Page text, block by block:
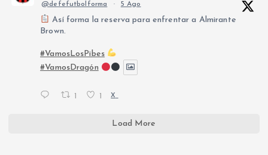
@defefutbolforma · 5 Ago
Así forma la reserva para enfrentar a Almirante
Brown.
#VamosLosPibes
#VamosDragón
1 1 X
Load More